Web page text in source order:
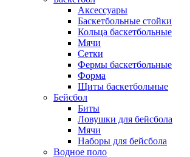
Аксессуары
Баскетбольные стойки
Кольца баскетбольные
Мячи
Сетки
Фермы баскетбольные
Форма
Щиты баскетбольные
Бейсбол
Биты
Ловушки для бейсбола
Мячи
Наборы для бейсбола
Водное поло